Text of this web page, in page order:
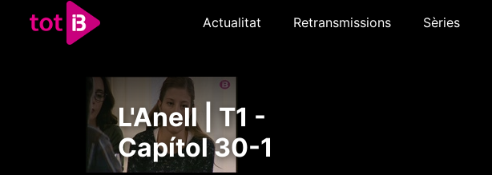
Actualitat Retransmissions Sèries
L'Anell | T1 -
Capítol 30-1